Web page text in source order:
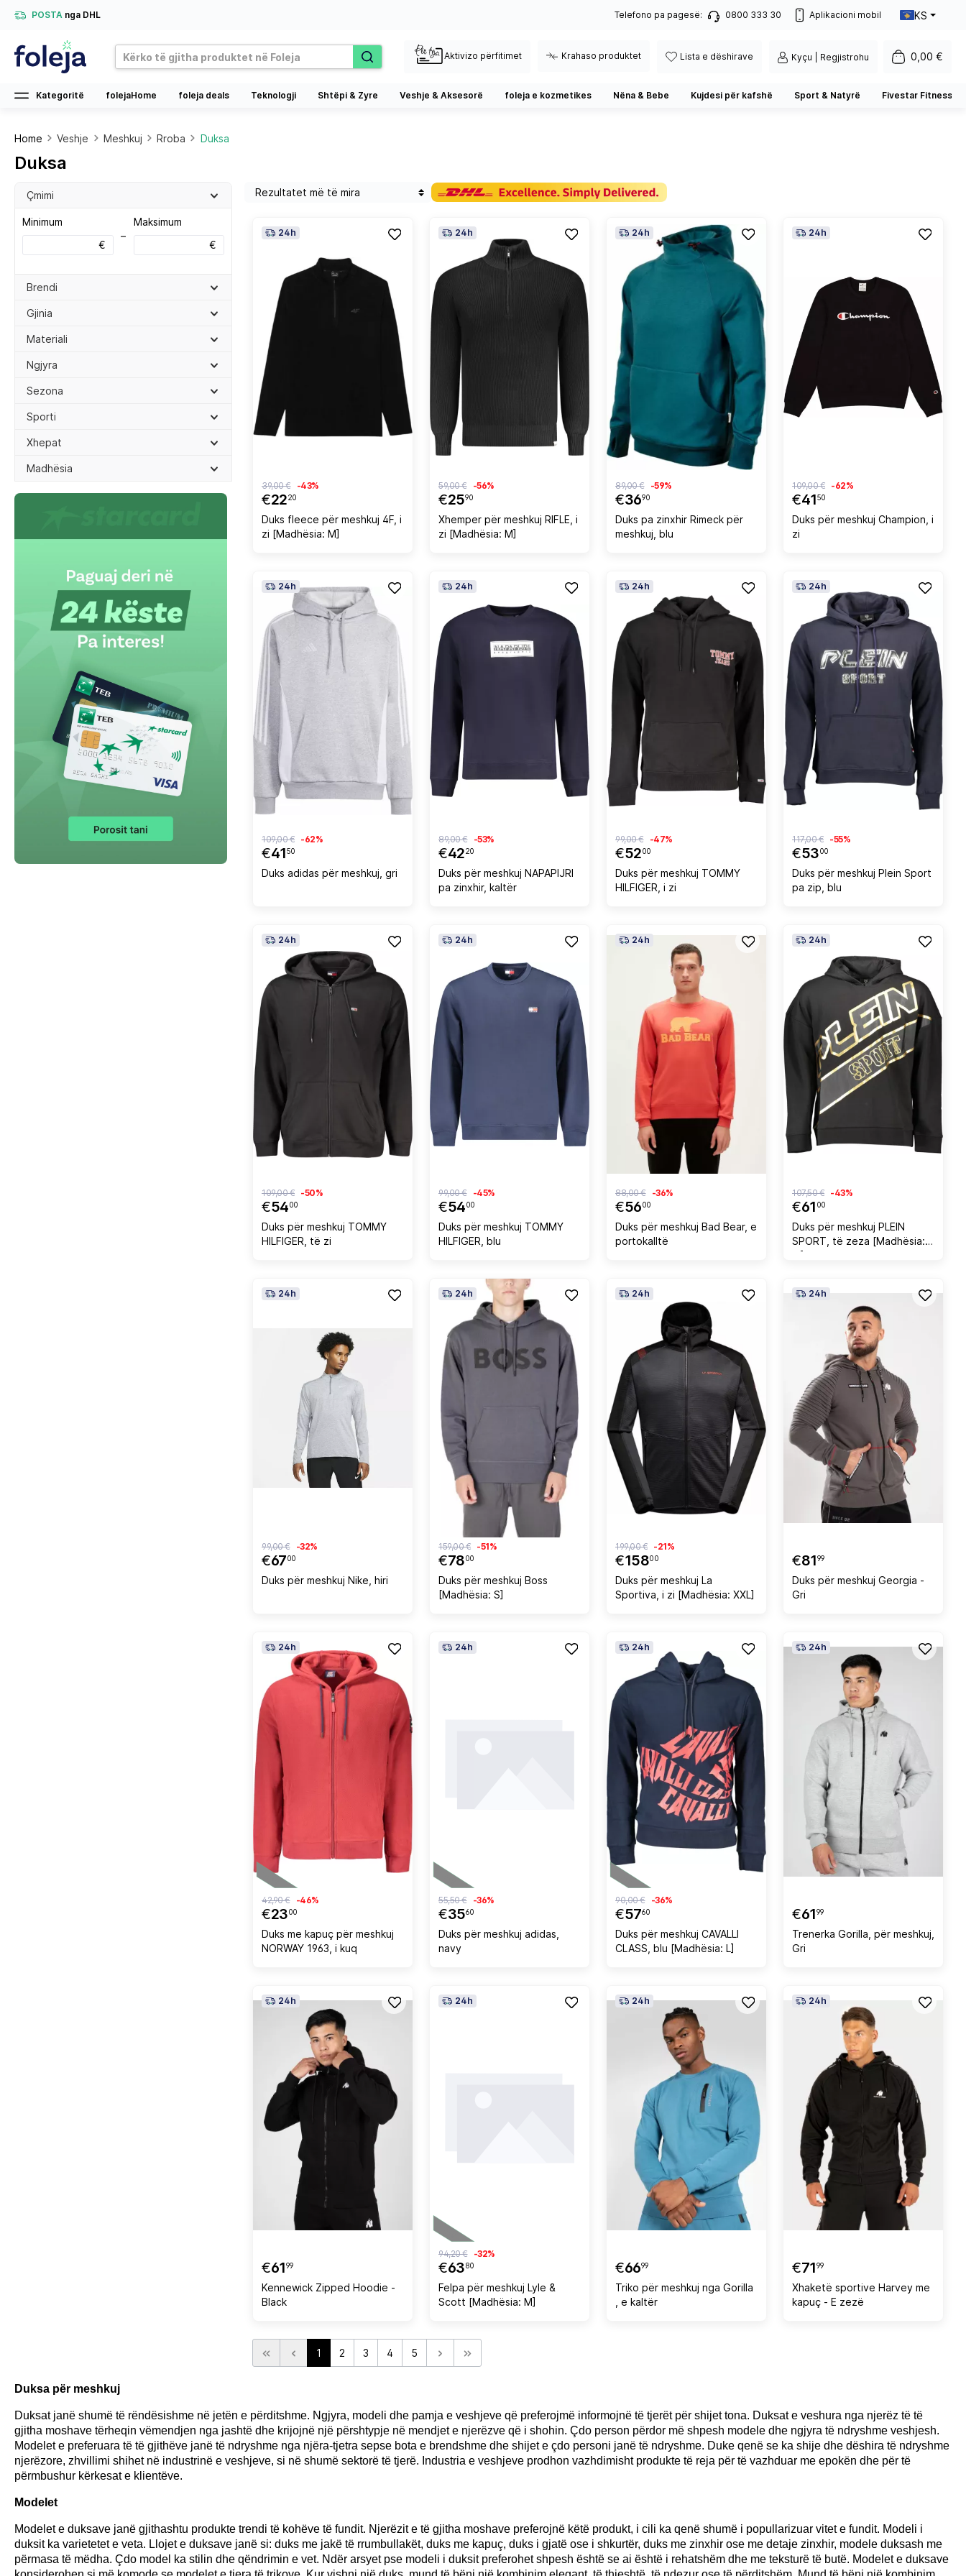
POSTA nga DHL Telefono pa pagesë: 0800 333 30 Aplikacioni mobil KS
Aktivizo përfitimet Krahaso produktet Lista e dëshirave Kyçu | Regjistrohu 0,00 €
Kategoritë folejaHome foleja deals Teknologji Shtëpi & Zyre Veshje & Aksesorë foleja e kozmetikes Nëna & Bebe Kujdesi për kafshë Sport & Natyrë Fivestar Fitness
Home Veshje Meshkuj Rroba Duksa
Duksa
Brendi
Gjinia
Materiali
Ngjyra
Sezona
Sporti
Xhepat
Madhësia
Çmimi
Minimum
€
–
Maksimum
€
24h
€2220
39,00 € -43%
Duks fleece për meshkuj 4F, i
zi [Madhësia: M]
24h
€2590
59,00 € -56%
Xhemper për meshkuj RIFLE, i
zi [Madhësia: M]
24h
€3690
89,00 € -59%
Duks pa zinxhir Rimeck për
meshkuj, blu
24h
€4150
109,00 € -62%
Duks për meshkuj Champion, i
zi
24h
€4150
109,00 € -62%
Duks adidas për meshkuj, gri
24h
€4220
89,00 € -53%
Duks për meshkuj NAPAPIJRI
pa zinxhir, kaltër
24h
€5200
99,00 € -47%
Duks për meshkuj TOMMY
HILFIGER, i zi
24h
€5300
117,00 € -55%
Duks për meshkuj Plein Sport
pa zip, blu
24h
€5400
109,00 € -50%
Duks për meshkuj TOMMY
HILFIGER, të zi
24h
€5400
99,00 € -45%
Duks për meshkuj TOMMY
HILFIGER, blu
24h
€5600
88,00 € -36%
Duks për meshkuj Bad Bear, e
portokalltë
24h
€61 00
107,50 € -43%
Duks për meshkuj PLEIN
SPORT, të zeza [Madhësia:
M]
24h
€6700
99,00 € -32%
Duks për meshkuj Nike, hiri
24h
€7800
159,00 € -51%
Duks për meshkuj Boss
[Madhësia: S]
24h
€15800
199,00 € -21%
Duks për meshkuj La
Sportiva, i zi [Madhësia: XXL]
24h
€8199
Duks për meshkuj Georgia -
Gri
24h
€2300
42,90 € -46%
Duks me kapuç për meshkuj
NORWAY 1963, i kuq
24h
€3560
55,50 € -36%
Duks për meshkuj adidas,
navy
24h
€5760
90,00 € -36%
Duks për meshkuj CAVALLI
CLASS, blu [Madhësia: L]
24h
€6199
Trenerka Gorilla, për meshkuj,
Gri
24h
€6199
Kennewick Zipped Hoodie -
Black
24h
€6380
94,20 € -32%
Felpa për meshkuj Lyle &
Scott [Madhësia: M]
24h
€6699
Triko për meshkuj nga Gorilla
, e kaltër
24h
€7199
Xhaketë sportive Harvey me
kapuç - E zezë
1 2 3 4 5
Duksa për meshkuj
Duksat janë shumë të rëndësishme në jetën e përditshme. Ngjyra, modeli dhe pamja e veshjeve që preferojmë informojnë të tjerët për shijet tona. Duksat e veshura nga njerëz të të
gjitha moshave tërheqin vëmendjen nga jashtë dhe krijojnë një përshtypje në mendjet e njerëzve që i shohin. Çdo person përdor më shpesh modele dhe ngjyra të ndryshme veshjesh.
Modelet e preferuara të të gjithëve janë të ndryshme nga njëra-tjetra sepse bota e brendshme dhe shijet e çdo personi janë të ndryshme. Duke qenë se ka shije dhe dëshira të ndryshme
njerëzore, zhvillimi shihet në industrinë e veshjeve, si në shumë sektorë të tjerë. Industria e veshjeve prodhon vazhdimisht produkte të reja për të vazhduar me epokën dhe për të
përmbushur kërkesat e klientëve.
Modelet
Modelet e duksave janë gjithashtu produkte trendi të kohëve të fundit. Njerëzit e të gjitha moshave preferojnë këtë produkt, i cili ka qenë shumë i popullarizuar vitet e fundit. Modeli i
duksit ka varietetet e veta. Llojet e duksave janë si: duks me jakë të rrumbullakët, duks me kapuç, duks i gjatë ose i shkurtër, duks me zinxhir ose me detaje zinxhir, modele duksash me
përmasa të mëdha. Çdo model ka stilin dhe qëndrimin e vet. Ndër arsyet pse modeli i duksit preferohet shpesh është se ai është i rehatshëm dhe me teksturë të butë. Modelet e duksave